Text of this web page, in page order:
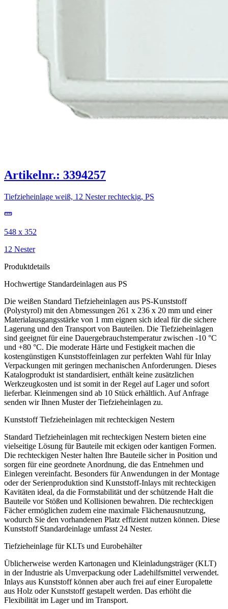
Artikelnr.: 3394257
Tiefzieheinlage weiß, 12 Nester rechteckig, PS
548 x 352
12 Nester
Produktdetails
Hochwertige Standardeinlagen aus PS
Die weißen Standard Tiefzieheinlagen aus PS-Kunststoff
(Polystyrol) mit den Abmessungen 261 x 236 x 20 mm und einer
Materialausgangsstärke von 1 mm eignen sich ideal für die sichere
Lagerung und den Transport von Bauteilen. Die Tiefzieheinlagen
sind geeignet für eine Dauergebrauchstemperatur zwischen -10 °C
und +80 °C. Die moderate Härte und Festigkeit machen die
kostengünstigen Kunststoffeinlagen zur perfekten Wahl für Inlay
Verpackungen mit geringen mechanischen Anforderungen. Dieses
Katalogprodukt ist standardisiert, enthält keine zusätzlichen
Werkzeugkosten und ist somit in der Regel auf Lager und sofort
lieferbar. Kleinmengen sind ab 10 Stück erhältlich. Auf Anfrage
senden wir Ihnen Muster der Tiefzieheinlagen zu.
Kunststoff Tiefzieheinlagen mit rechteckigen Nestern
Standard Tiefzieheinlagen mit rechteckigen Nestern bieten eine
vielseitige Lösung für Bauteile mit eckigen oder kantigen Formen.
Die rechteckigen Nester halten Ihre Bauteile sicher in Position und
sorgen für eine geordnete Anordnung, die das Entnehmen und
Einlegen vereinfacht. Besonders für Anwendungen in der Montage
oder der Serienproduktion sind Kunststoff-Inlays mit rechteckigen
Kavitäten ideal, da die Formstabilität und der schützende Halt die
Bauteile vor Stößen und Kollisionen bewahren. Die rechteckigen
Fächer ermöglichen zudem eine maximale Flächenausnutzung,
wodurch Sie den vorhandenen Platz effizient nutzen können. Diese
Kunststoff Standardeinlage umfasst 24 Nester.
Tiefzieheinlage für KLTs und Eurobehälter
Üblicherweise werden Kartonagen und Kleinladungsträger (KLT)
in der Industrie als Umverpackung oder Ladehilfsmittel verwendet.
Inlays aus Kunststoff können aber auch frei auf einer Europalette
aus Holz oder Kunststoff gestapelt werden. Das erhöht die
Flexibilität im Lager und im Transport.